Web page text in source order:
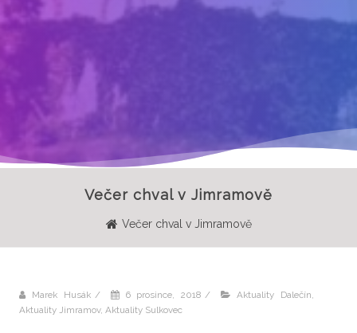
Večer chval v Jimramově
Večer chval v Jimramově
Marek Husák / 6 prosince, 2018 / Aktuality Dalečín,
Aktuality Jimramov, Aktuality Sulkovec